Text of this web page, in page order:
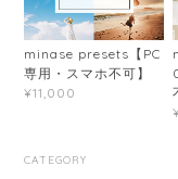
minase presets【PC
専用・スマホ不可】
¥11,000
CATEGORY